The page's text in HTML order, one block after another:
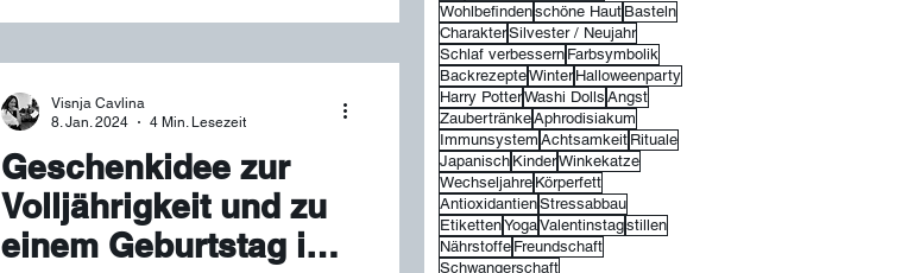
Geschenkidee zur
Volljährigkeit und zu
einem Geburtstag im
Visnja Cavlina
8. Jan. 2024
4 Min. Lesezeit
Wohlbefindenschöne Haut Basteln
CharakterSilvester / Neujahr
Schlaf verbessern Farbsymbolik
BackrezepteWinter Halloweenparty
Harry PotterWashi Dolls Angst
ZaubertränkeAphrodisiakum
Immunsystem Achtsamkeit Rituale
Japanisch KinderWinkekatze
Wechseljahre Körperfett
AntioxidantienStressabbau
EtikettenYogaValentinstagstillen
Nährstoffe Freundschaft
Schwangerschaft